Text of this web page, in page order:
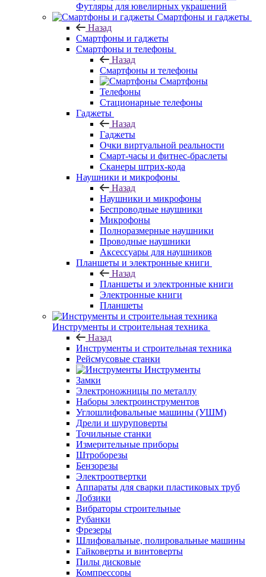
Футляры для ювелирных украшений
Смартфоны и гаджеты
Назад
Смартфоны и гаджеты
Смартфоны и телефоны
Назад
Смартфоны и телефоны
Смартфоны
Телефоны
Стационарные телефоны
Гаджеты
Назад
Гаджеты
Очки виртуальной реальности
Смарт-часы и фитнес-браслеты
Сканеры штрих-кода
Наушники и микрофоны
Назад
Наушники и микрофоны
Беспроводные наушники
Микрофоны
Полноразмерные наушники
Проводные наушники
Аксессуары для наушников
Планшеты и электронные книги
Назад
Планшеты и электронные книги
Электронные книги
Планшеты
Инструменты и строительная техника
Назад
Инструменты и строительная техника
Рейсмусовые станки
Инструменты
Замки
Электроножницы по металлу
Наборы электроинструментов
Углошлифовальные машины (УШМ)
Дрели и шуруповерты
Точильные станки
Измерительные приборы
Штроборезы
Бензорезы
Электроотвертки
Аппараты для сварки пластиковых труб
Лобзики
Вибраторы строительные
Рубанки
Фрезеры
Шлифовальные, полировальные машины
Гайковерты и винтоверты
Пилы дисковые
Компрессоры